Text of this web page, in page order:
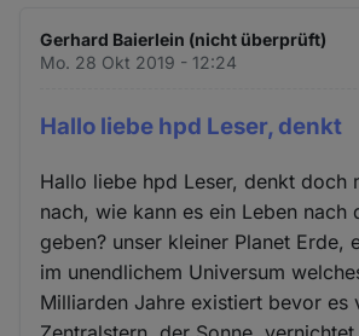
Gerhard Baierlein (nicht überprüft)
Mo. 28 Okt 2019 - 12:24
Hallo liebe hpd Leser, denkt
Hallo liebe hpd Leser, denkt doch
nach, wie kann es ein Leben nach
geben? unser kleiner Planet Erde,
im unendlichem Universum
Milliarden Jahre existiert bevor es